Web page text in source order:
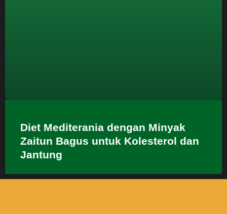
Diet Mediterania dengan Minyak
Zaitun Bagus untuk Kolesterol dan
Jantung